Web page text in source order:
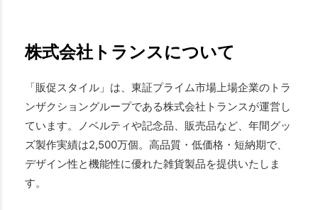
株式会社トランスについて
「販促スタイル」は、東証プライム市場上場企業のトラ
ンザクショングループである株式会社トランスが運営し
ています。ノベルティや記念品、販売品など、年間グッ
ズ製作実績は2,500万個。高品質・低価格・短納期で、
デザイン性と機能性に優れた雑貨製品を提供いたしま
す。